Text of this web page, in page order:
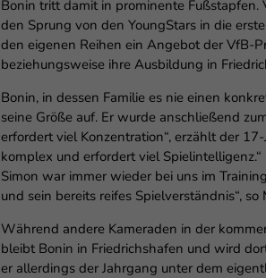
Bonin tritt damit in prominente Fußstapfen.
den Sprung von den YoungStars in die
den eigenen Reihen ein Angebot der VfB-
beziehungsweise ihre Ausbildung in
Bonin, in dessen Familie es nie einen
seine Größe auf. Er wurde anschließend
erfordert viel Konzentration“, erzählt der
komplex und erfordert viel
Simon war immer wieder bei uns im
und sein bereits reifes Spielverständnis“, so
Während andere Kameraden in der
bleibt Bonin in Friedrichshafen und wird
er allerdings der Jahrgang unter dem